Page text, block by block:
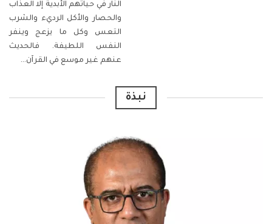
النار في حياتهم الأبدية إلا العذاب
والحصار والأكل الرديء والشرب
التعس وكل ما يزعج وينفر
النفس اللطيفة. فالحديث
عنهم غير موسع في القرآن…
نبذة